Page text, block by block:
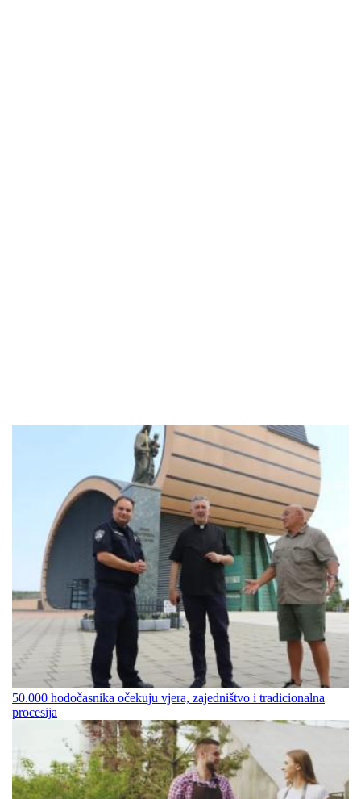
50.000 hodočasnika očekuju vjera, zajedništvo i tradicionalna
procesija